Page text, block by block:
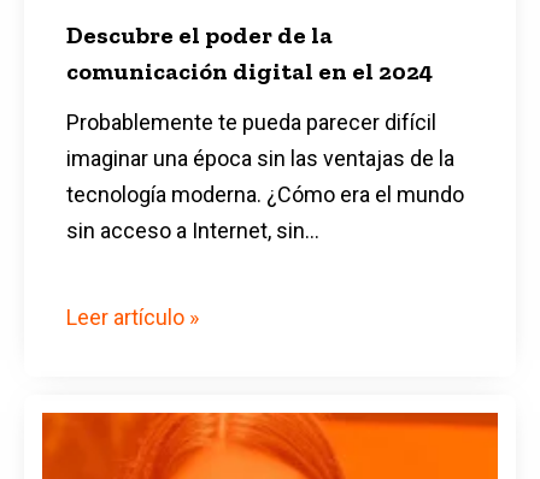
Descubre el poder de la
comunicación digital en el 2024
Probablemente te pueda parecer difícil
imaginar una época sin las ventajas de la
tecnología moderna. ¿Cómo era el mundo
sin acceso a Internet, sin...
Leer artículo »